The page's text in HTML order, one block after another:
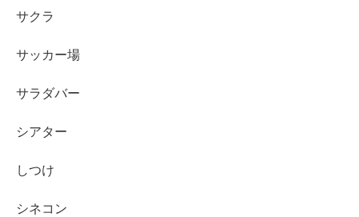
サクラ
サッカー場
サラダバー
シアター
しつけ
シネコン